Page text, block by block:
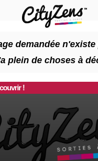
demandée n'existe
plein de choses à
!